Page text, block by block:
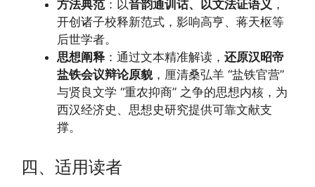
方法典范：以音韵通训诂、以文法证语义 ，
开创诸子校释新范式，影响高亨、蒋天枢等
后世学者。
思想阐释 ：通过文本精准解读， 还原汉昭帝
盐铁会议辩论原貌，厘清桑弘羊 “盐铁官营”
与贤良文学 “重农抑商” 之争的思想内核，为
西汉经济史、思想史研究提供可靠文献支
撑。
四、适用读者